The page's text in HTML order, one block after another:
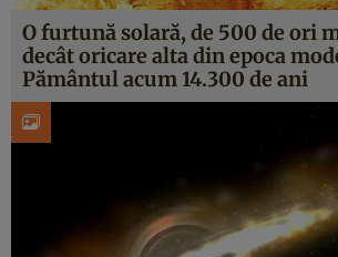
O furtună solară, de 500 de ori
decât oricare alta din epoca
Pământul acum 14.300 de ani